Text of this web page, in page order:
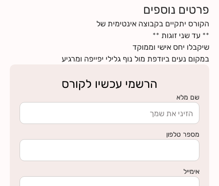
פרטים נוספים
במקום נעים ביודפת מול נוף גלילי יפייפה ומרגיע
הרשמי עכשיו לקורס
שם מלא
מספר טלפון
אימייל